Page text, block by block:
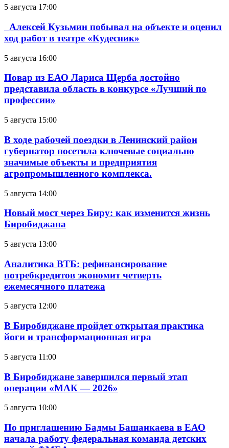
5 августа 17:00
Алексей Кузьмин побывал на объекте и оценил
ход работ в театре «Кудесник»
5 августа 16:00
Повар из ЕАО Лариса Щерба достойно
представила область в конкурсе «Лучший по
профессии»
5 августа 15:00
В ходе рабочей поездки в Ленинский район
губернатор посетила ключевые социально
значимые объекты и предприятия
агропромышленного комплекса.
5 августа 14:00
Новый мост через Биру: как изменится жизнь
Биробиджана
5 августа 13:00
Аналитика ВТБ: рефинансирование
потребкредитов экономит четверть
ежемесячного платежа
5 августа 12:00
В Биробиджане пройдет открытая практика
йоги и трансформационная игра
5 августа 11:00
В Биробиджане завершился первый этап
операции «МАК — 2026»
5 августа 10:00
По приглашению Бадмы Башанкаева в ЕАО
начала работу федеральная команда детских